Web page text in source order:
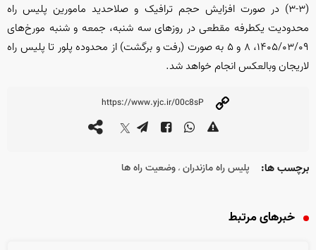
(۳-۳) در صورت افزایش حجم ترافیک و صلاحدید مامورین پلیس راه
محدودیت یکطرفه مقطعی در روز‌های سه شنبه، جمعه و شنبه مورخ‌های
۱۴۰۵/۰۳/۰۹، ۸ و ۵ به صورت (رفت و برگشت) از محدوده پلور تا پلیس راه
لاریجان وبالعکس انجام خواهد شد.
برچسب ها: پلیس راه مازندران ، وضعیت راه ها
خبرهای مرتبط